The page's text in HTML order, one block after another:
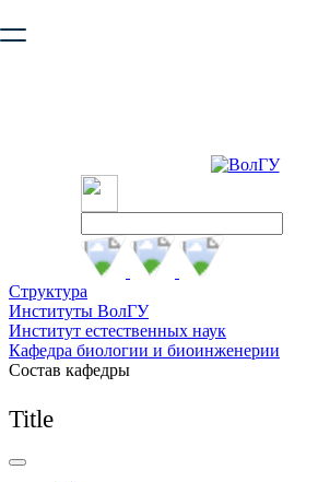
безопасную работу с сайтом. Пожалуйста
Структура
Институты ВолГУ
Институт естественных наук
Кафедра биологии и биоинженерии
Состав кафедры
Title